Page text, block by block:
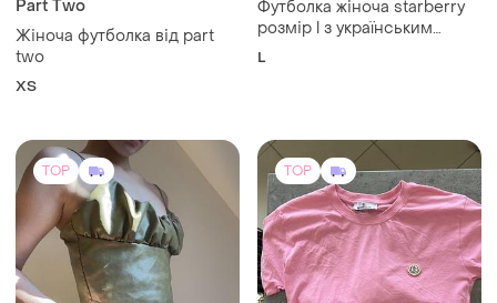
Part Two
Жіноча футболка від part
two
ХS
Футболка жіноча starberry
розмір l з українським
принтом
L
TOP TOP